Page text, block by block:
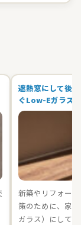
遮熱窓にして後
ぐLow-Eガラス
新築やリフォー
策のために、家
ガラス）にして